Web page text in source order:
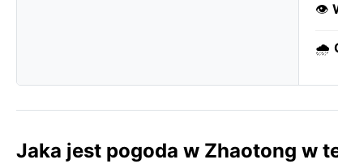
👁️
🌧️
Jaka jest pogoda w Zhaotong w